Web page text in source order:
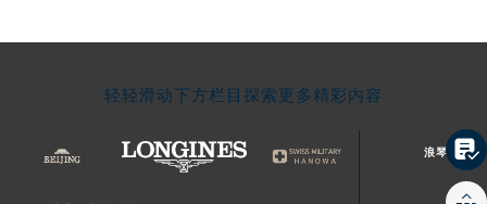
轻轻滑动下方栏目探索更多精彩内容
浪琴文章库
